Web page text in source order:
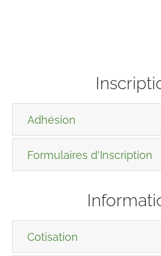
Adhésion
Formulaires d'Inscription
Cotisation